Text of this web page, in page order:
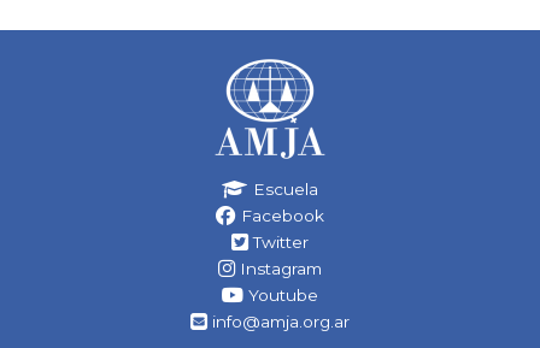
Escuela
Facebook
Twitter
Instagram
Youtube
info@amja.org.ar